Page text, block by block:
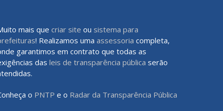
mais que criar site ou sistema para
! Realizamos uma assessoria completa,
garantimos em contrato que todas as
das leis de transparência pública serão
o PNTP e o Radar da Transparência Pública